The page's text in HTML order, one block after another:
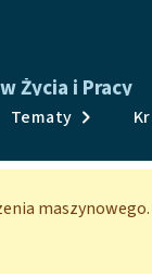
Życia i Pracy
Tematy